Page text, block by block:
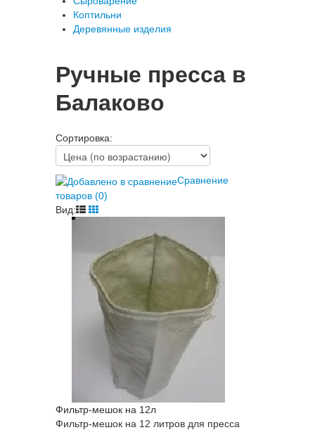
Коптильни
Деревянные изделия
Ручные пресса в
Балаково
Сортировка:
Сравнение
товаров (0)
Вид:
Фильтр-мешок на 12л
Фильтр-мешок на 12 литров для пресса